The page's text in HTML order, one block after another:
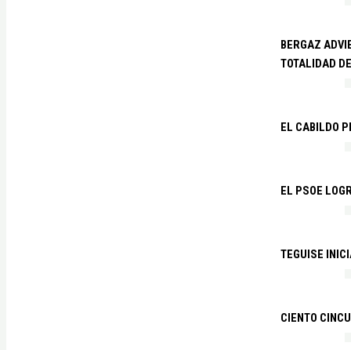
BERGAZ
TOTALIDAD
EL CABILDO
EL PSOE
TEGUISE
CIENTO